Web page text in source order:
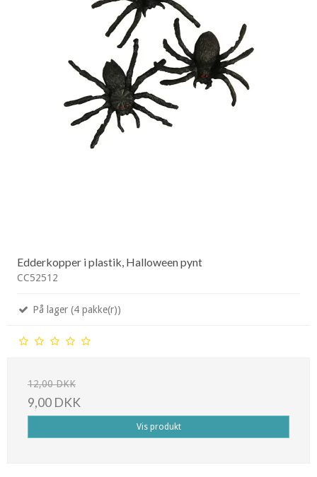
Edderkopper i plastik, Halloween pynt
CC52512
På lager (4 pakke(r))
12,00 DKK
9,00 DKK
Vis produkt